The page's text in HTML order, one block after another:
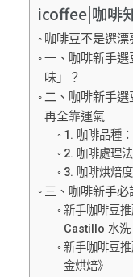
icoffee|咖啡
咖啡豆不是選
一、咖啡新手
味」？
二、咖啡新手
再全靠運氣
1. 咖啡品種
2. 咖啡處理
3. 咖啡烘焙
三、咖啡新手
新手咖啡豆
Castillo 水洗
新手咖啡豆
金烘焙》